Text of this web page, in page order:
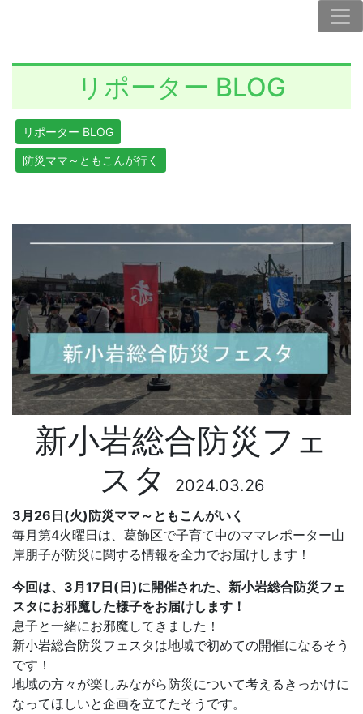
リポーター BLOG
リポーター BLOG
防災ママ～ともこんが行く
新小岩総合防災フェ
スタ
2024.03.26
3月26 日(火)防災ママ～ともこんがいく
毎月第4火曜日は、葛飾区で子育て中のママレポーター山
岸朋子が防災に関する情報を全力でお届けします！
今回は、3月17日(日)に開催された、新小岩総合防災フェ
スタにお邪魔した様子をお届けします！
息子と一緒にお邪魔してきました！
新小岩総合防災フェスタは地域で初めての開催になるそう
です！
地域の方々が楽しみながら防災について考えるきっかけに
なってほしいと企画を立てたそうです。